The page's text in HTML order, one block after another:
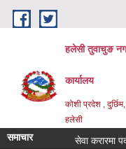
Skip to main content
हलेसी तुवाचुङ
कार्यालय
कोशी प्रदेश ,
हलेसी
समाचार सेवा करारमा